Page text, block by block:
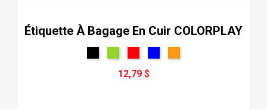
Étiquette À Bagage En Cuir COLORPLAY
12,79 $